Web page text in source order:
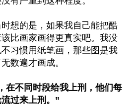
想的是，如果我自己能把酷
比画家画得更真实吧。我没
习惯用纸笔画，那些图是我
数遍才画成。
在不同时段给我上刑，他们每
过来上刑。”